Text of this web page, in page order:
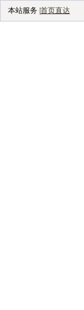
本站服务 | 首页直达